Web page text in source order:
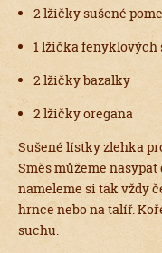
2 lžičky sušené
1 lžička fenyklových
2 lžičky bazalky
2 lžičky oregana
Sušené lístky zlehka
Směs můžeme
nameleme si tak vždy
hrnce nebo na talíř.
suchu.